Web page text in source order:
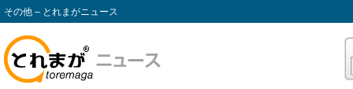
その他 – とれまがニュース